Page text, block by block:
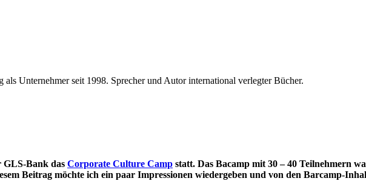
Unternehmer seit 1998. Sprecher und Autor inter­national verlegter Bücher.
GLS-Bank das Cor­po­ra­te Cul­tu­re Camp statt. Das Bacamp mit 30 – 40 Teil­neh­mern
Bei­trag möch­te ich ein paar Impres­sio­nen wie­der­ge­ben und von den Bar­camp-